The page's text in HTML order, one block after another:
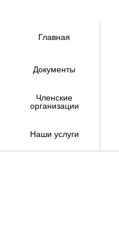
Главная
Документы
Членские
организации
Наши услуги